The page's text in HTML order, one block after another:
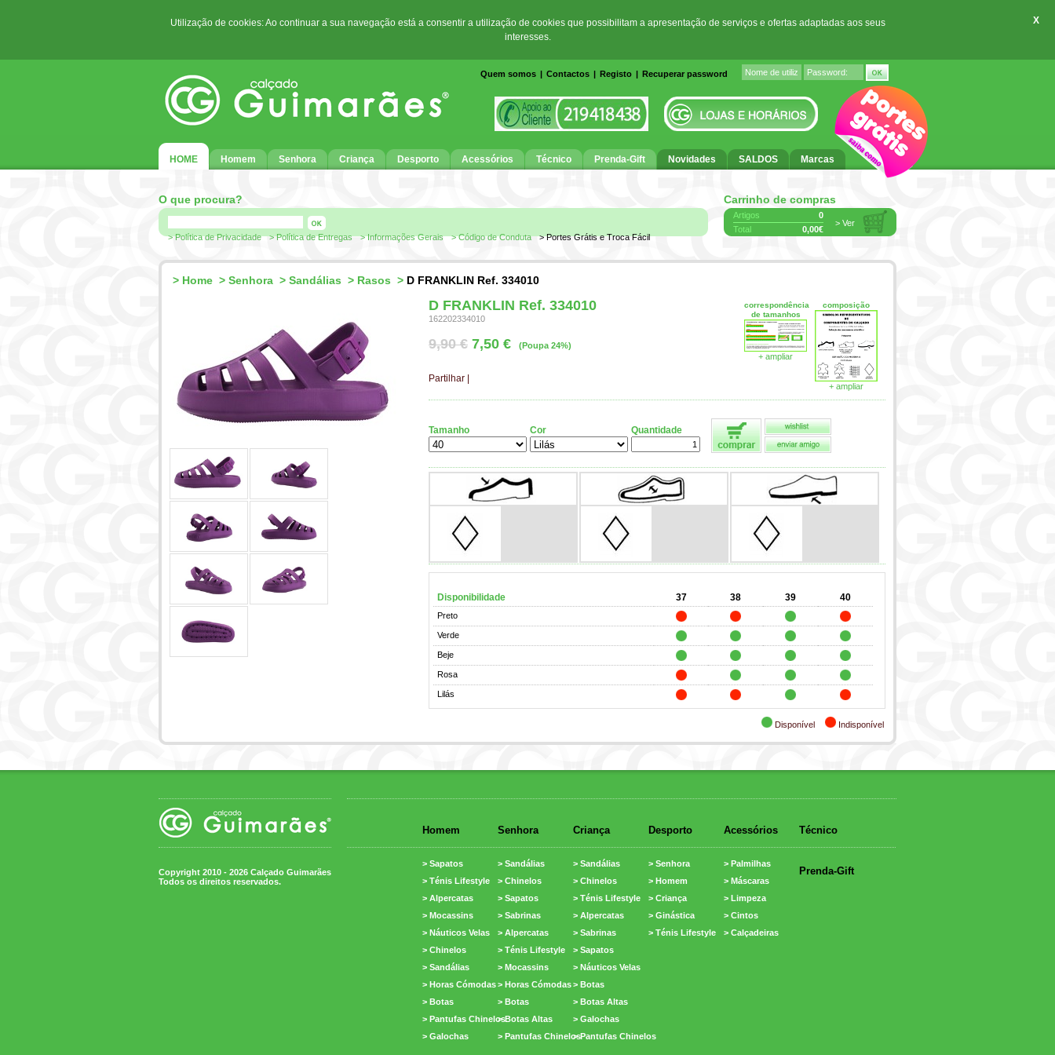
Utilização de cookies: Ao continuar a sua navegação está a consentir a utilização de cookies que possibilitam a apresentação de serviços e ofertas adaptadas aos seus
interesses.
X
Quem somos | Contactos | Registo | Recuperar password
HOME Homem Senhora Criança Desporto Acessórios Técnico Prenda-Gift Novidades SALDOS Marcas
O que procura? Carrinho de compras
> Política de Privacidade > Política de Entregas > Informações Gerais > Código de Conduta > Portes Grátis e Troca Fácil
Artigos
0
Total
0,00€
> Ver
> Home > Senhora > Sandálias > Rasos > D FRANKLIN Ref. 334010
D FRANKLIN Ref. 334010
162202334010
9,90 € 7,50 € (Poupa 24%)
Partilhar
composição
+ ampliar
correspondência
de tamanhos
+ ampliar
Tamanho Cor Quantidade
Disponibilidade 37 38 39 40
Preto
Verde
Beje
Rosa
Lilás
Disponível Indisponível
Copyright 2010 - 2026 Calçado Guimarães
Todos os direitos reservados.
Homem
> Sapatos
> Ténis Lifestyle
> Alpercatas
> Mocassins
> Náuticos Velas
> Chinelos
> Sandálias
> Horas Cómodas
> Botas
> Pantufas Chinelos
> Galochas
Senhora
> Sandálias
> Chinelos
> Sapatos
> Sabrinas
> Alpercatas
> Ténis Lifestyle
> Mocassins
> Horas Cómodas
> Botas
> Botas Altas
> Pantufas Chinelos
Criança
> Sandálias
> Chinelos
> Ténis Lifestyle
> Alpercatas
> Sabrinas
> Sapatos
> Náuticos Velas
> Botas
> Botas Altas
> Galochas
> Pantufas Chinelos
Desporto
> Senhora
> Homem
> Criança
> Ginástica
> Ténis Lifestyle
Acessórios
> Palmilhas
> Máscaras
> Limpeza
> Cintos
> Calçadeiras
Técnico
Prenda-Gift